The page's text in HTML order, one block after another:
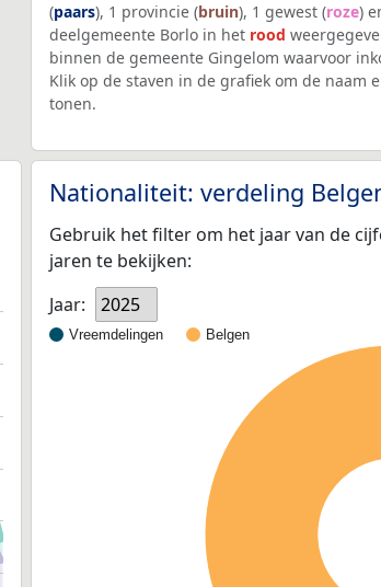
(paars), 1 provincie (bruin), 1 gewest (roze)
deelgemeente Borlo in het rood
binnen de gemeente Gingelom waarvoor
Klik op de staven in de grafiek om de naam
tonen.
Nationaliteit: verdeling
Gebruik het filter om het jaar van de
jaren te bekijken:
Jaar:
2025
Vreemdelingen Belgen